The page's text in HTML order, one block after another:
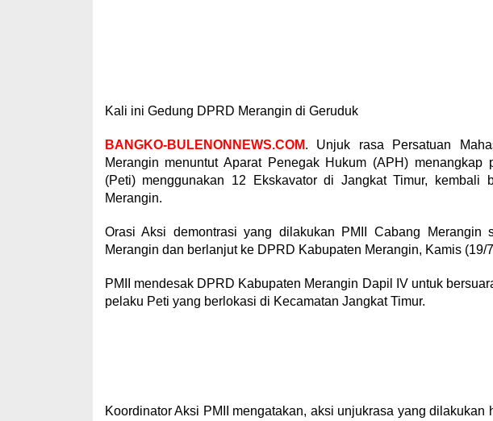
Kali ini Gedung DPRD Merangin di Geruduk
BANGKO-BULENONNEWS.COM. Unjuk rasa Persatuan
Merangin menuntut Aparat Penegak Hukum (APH)
(Peti) menggunakan 12 Ekskavator di Jangkat Timur, kembali
Merangin.
Orasi Aksi demontrasi yang dilakukan PMII Cabang Merangin
Merangin dan berlanjut ke DPRD Kabupaten Merangin, Kamis (19/
PMII mendesak DPRD Kabupaten Merangin Dapil IV untuk
pelaku Peti yang berlokasi di Kecamatan Jangkat Timur.
Koordinator Aksi PMII mengatakan, aksi unjukrasa yang